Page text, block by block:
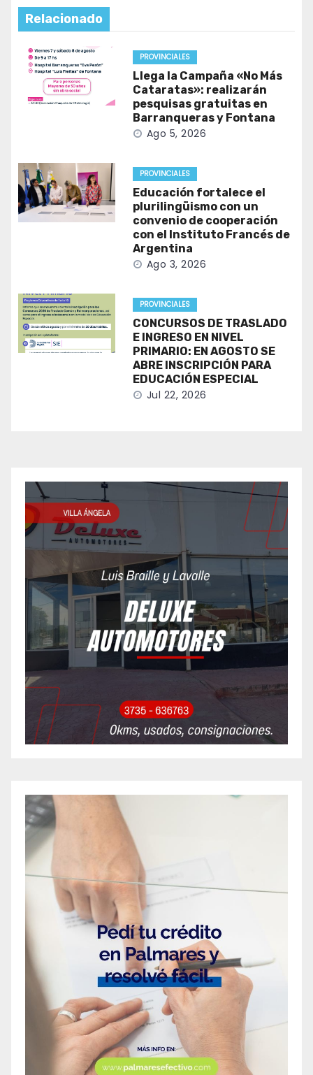
Relacionado
PROVINCIALES
Llega la Campaña «No Más
Cataratas»: realizarán
pesquisas gratuitas en
Barranqueras y Fontana
Ago 5, 2026
PROVINCIALES
Educación fortalece el
plurilingüismo con un
convenio de cooperación
con el Instituto Francés de
Argentina
Ago 3, 2026
PROVINCIALES
CONCURSOS DE TRASLADO
E INGRESO EN NIVEL
PRIMARIO: EN AGOSTO SE
ABRE INSCRIPCIÓN PARA
EDUCACIÓN ESPECIAL
Jul 22, 2026